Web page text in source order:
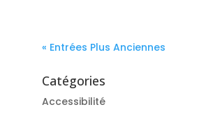
« Entrées Plus Anciennes
Catégories
Accessibilité